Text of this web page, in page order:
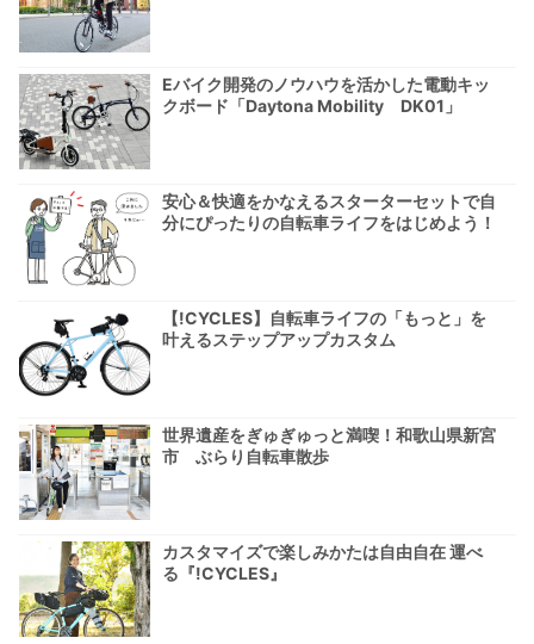
Eバイク開発のノウハウを活かした電動キッ
クボード「Daytona Mobility DK01」
安心＆快適をかなえるスターターセットで自
分にぴったりの自転車ライフをはじめよう！
【!CYCLES】自転車ライフの「もっと」を
叶えるステップアップカスタム
世界遺産をぎゅぎゅっと満喫！和歌山県新宮
市 ぶらり自転車散歩
カスタマイズで楽しみかたは自由自在 運べ
る『!CYCLES』